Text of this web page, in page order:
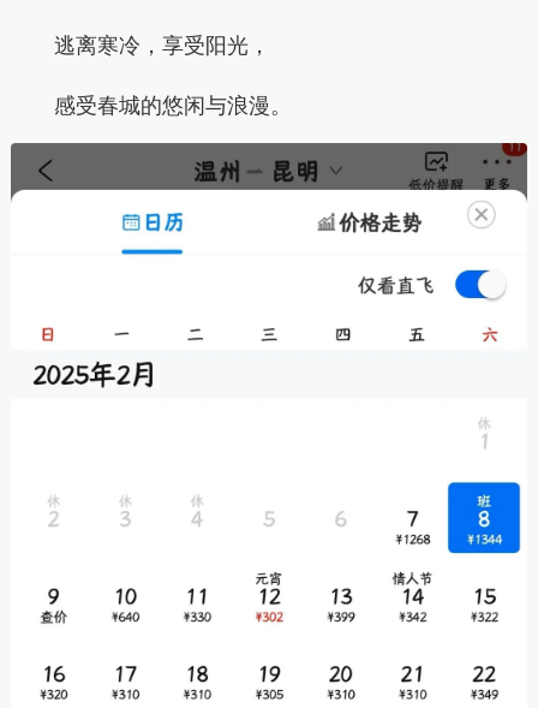
逃离寒冷，享受阳光，
感受春城的悠闲与浪漫。